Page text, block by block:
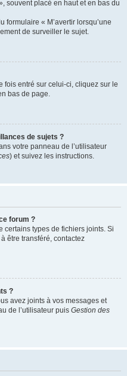
souvent placé en haut et en bas du
formulaire « M’avertir lorsqu’une
de surveiller le sujet.
fois entré sur celui-ci, cliquez sur le
bas de page.
de sujets ?
votre panneau de l’utilisateur
) et suivez les instructions.
forum ?
certains types de fichiers joints. Si
être transféré, contactez
?
avez joints à vos messages et
de l’utilisateur puis Gestion des